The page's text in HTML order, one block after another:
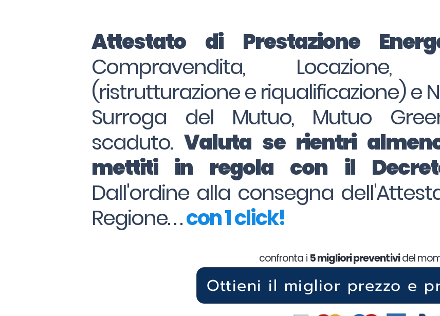
Attestato di Prestazione
Compravendita, Locazione,
(ristrutturazione e riqualificazione) e
Surroga del Mutuo, Mutuo
scaduto.Valuta se rientri
mettiti in regola con il
Dall'ordine alla consegna
Regione. . .con 1 click!
confronta i 5 migliori preventividel
Ottieni il miglior prezzo e